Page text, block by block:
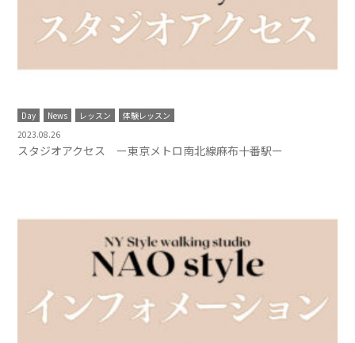
Day News レッスン
体験レッスン
2023.08.26
スタジオアクセス ー東京メトロ南北線麻布十番駅ー